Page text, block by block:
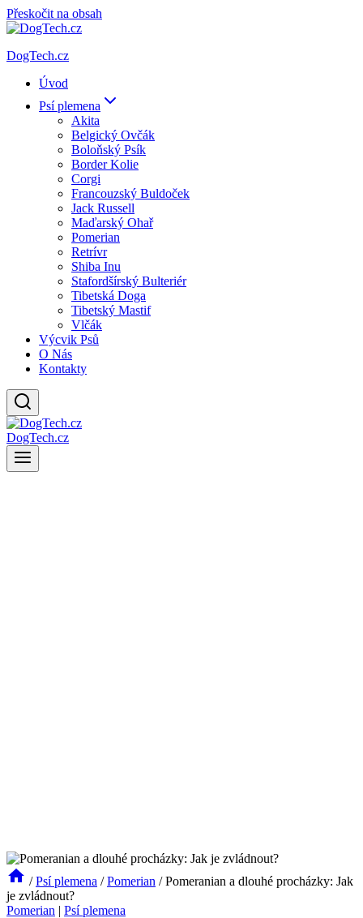
Přeskočit na obsah
DogTech.cz
Úvod
Psí plemena
Akita
Belgický Ovčák
Boloňský Psík
Border Kolie
Corgi
Francouzský Buldoček
Jack Russell
Maďarský Ohař
Pomerian
Retrívr
Shiba Inu
Stafordšírský Bulteriér
Tibetská Doga
Tibetský Mastif
Vlčák
Výcvik Psů
O Nás
Kontakty
DogTech.cz
/ Psí plemena / Pomerian / Pomeranian a dlouhé procházky: Jak
je zvládnout?
Pomerian | Psí plemena